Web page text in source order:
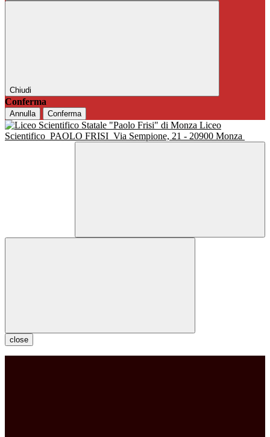
Chiudi
Conferma
Annulla Conferma
Liceo
Scientifico PAOLO FRISI Via Sempione, 21 - 20900 Monza
close